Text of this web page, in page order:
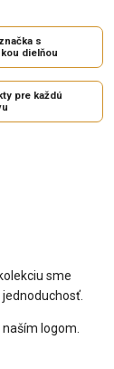
s
dielňou
pre každú
sme
logom.